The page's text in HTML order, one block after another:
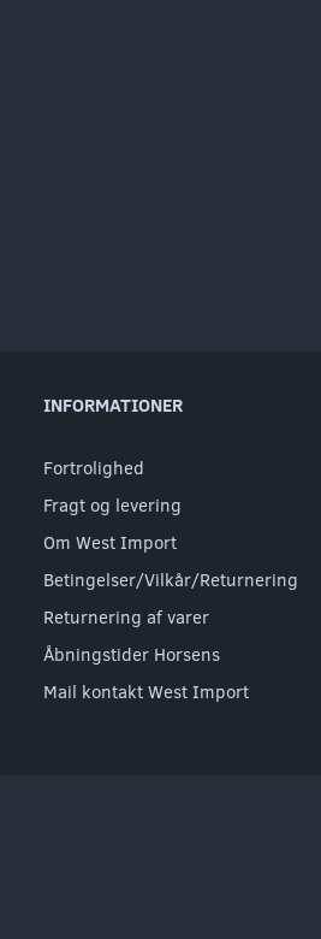
INFORMATIONER
Fortrolighed
Fragt og levering
Om West Import
Betingelser/Vilkår/Returnering
Returnering af varer
Åbningstider Horsens
Mail kontakt West Import